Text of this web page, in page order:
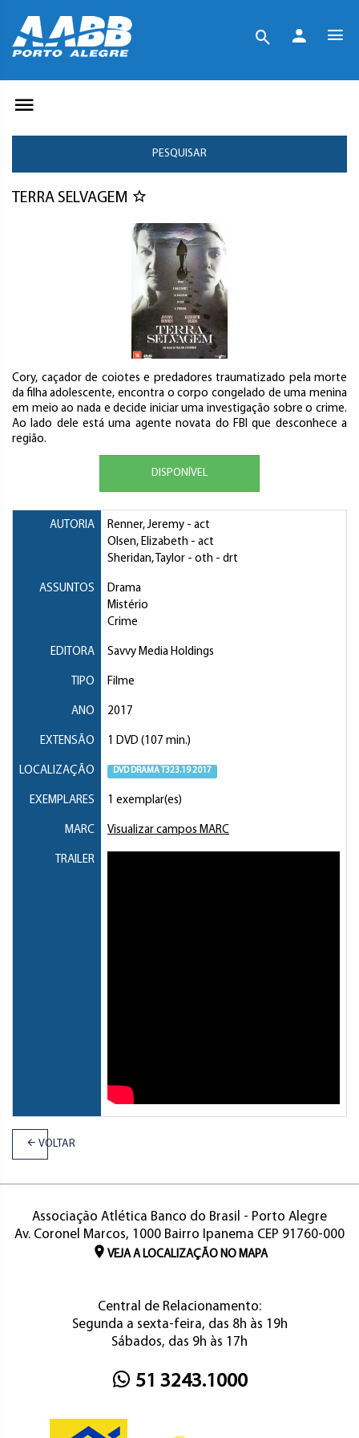
PESQUISAR
TERRA SELVAGEM
Cory, caçador de coiotes e predadores traumatizado pela morte
da filha adolescente, encontra o corpo congelado de uma menina
em meio ao nada e decide iniciar uma investigação sobre o crime.
Ao lado dele está uma agente novata do FBI que desconhece a
região.
DISPONÍVEL
AUTORIA Renner, Jeremy - act
Olsen, Elizabeth - act
Sheridan, Taylor - oth - drt
ASSUNTOS
Drama
Mistério
Crime
EDITORA Savvy Media Holdings
TIPO Filme
ANO 2017
EXTENSÃO 1 DVD (107 min.)
LOCALIZAÇÃO DVD DRAMA T323.19 2017
EXEMPLARES 1 exemplar(es)
MARC Visualizar campos MARC
TRAILER
VOLTAR
Associação Atlética Banco do Brasil - Porto Alegre
Av. Coronel Marcos, 1000 Bairro Ipanema CEP 91760-000
VEJA A LOCALIZAÇÃO NO MAPA
Central de Relacionamento:
Segunda a sexta-feira, das 8h às 19h
Sábados, das 9h às 17h
51 3243.1000